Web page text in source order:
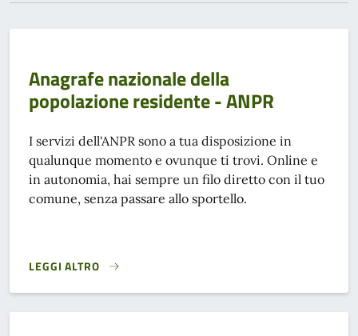
Anagrafe nazionale della
popolazione residente - ANPR
I servizi dell'ANPR sono a tua disposizione in
qualunque momento e ovunque ti trovi. Online e
in autonomia, hai sempre un filo diretto con il tuo
comune, senza passare allo sportello.
LEGGI ALTRO
ANAGRAFE NAZIONALE DELLA POPOLAZIONE RESIDENTE -